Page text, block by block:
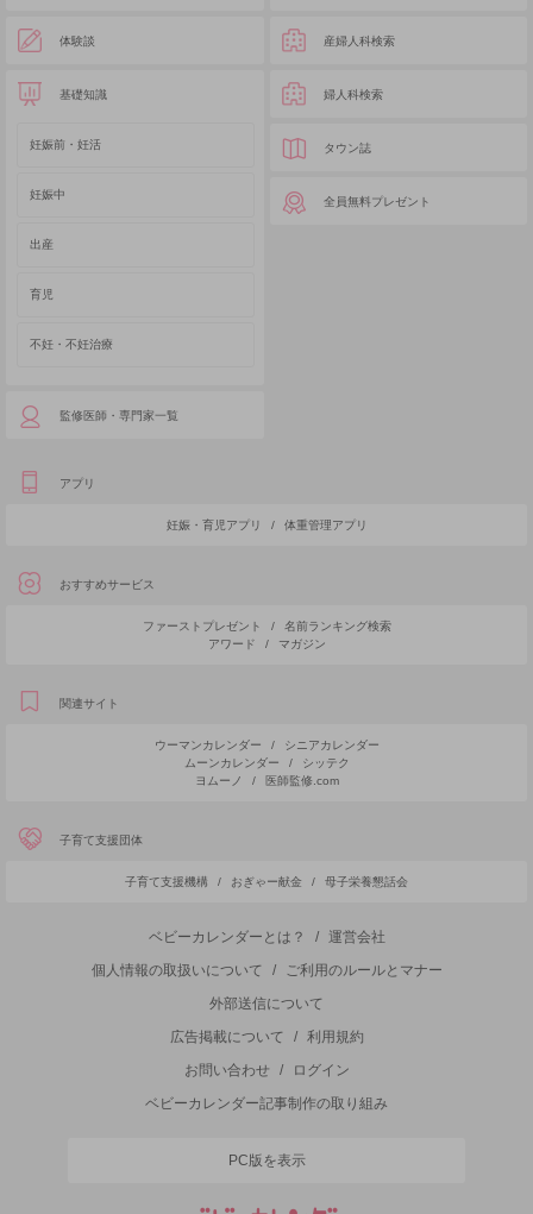
体験談
基礎知識
妊娠前・妊活
妊娠中
出産
育児
不妊・不妊治療
監修医師・専門家一覧
産婦人科検索
婦人科検索
タウン誌
全員無料プレゼント
アプリ
妊娠・育児アプリ / 体重管理アプリ
おすすめサービス
ファーストプレゼント /
名前ランキング検索
アワード
/ マガジン
関連サイト
ウーマンカレンダー /
シニアカレンダー
ムーンカレンダー
/
シッテク
ヨムーノ
/ 医師監修.com
子育て支援団体
子育て支援機構 / おぎゃー献金 / 母子栄養懇話会
ベビーカレンダーとは？ /
運営会社
個人情報の取扱いについて
/
ご利用のルールとマナー
外部送信について
広告掲載について
/
利用規約
お問い合わせ
/
ログイン
ベビーカレンダー記事制作の取り組み
PC版を表示